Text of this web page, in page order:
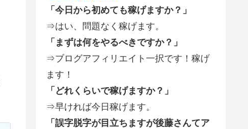
「今日から初めても稼げますか？」
⇒はい、問題なく稼げます。
「まずは何をやるべきですか？」
⇒ブログアフィリエイト一択です！稼げ
ます！
「どれくらいで稼げますか？」
⇒早ければ今日稼げます。
「誤字脱字が目立ちますが後藤さんてア